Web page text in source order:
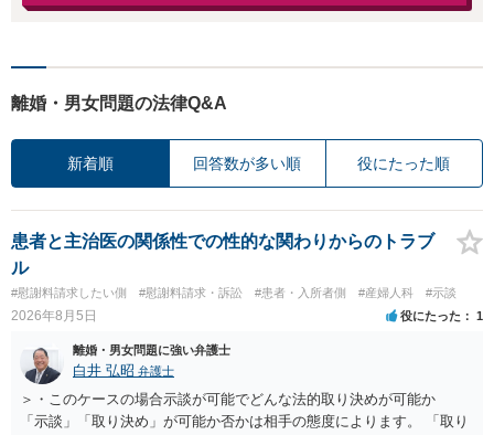
離婚・男女問題の法律Q&A
新着順 回答数が多い順 役にたった順
患者と主治医の関係性での性的な関わりからのトラブ
ル
#慰謝料請求したい側 #慰謝料請求・訴訟 #患者・入所者側 #産婦人科 #示談
2026年8月5日 役にたった 1
離婚・男女問題に強い弁護士
白井 弘昭 弁護士
＞・このケースの場合示談が可能でどんな法的取り決めが可能か
「示談」「取り決め」が可能か否かは相手の態度によります。 「取り